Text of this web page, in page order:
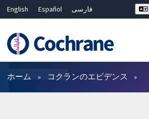
English Español
فارسی
Deutsch
Bahasa Malaysia
ไทย
繁體中文
简体中文
フィルター
ホーム コクランのエビデンス